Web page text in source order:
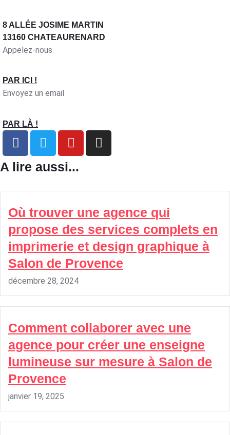
8 ALLÉE JOSIME MARTIN
13160 CHATEAURENARD
Appelez-nous
PAR ICI !
Envoyez un email
PAR LÀ !
A lire aussi...
Où trouver une agence qui
propose des services complets en
imprimerie et design graphique à
Salon de Provence
décembre 28, 2024
Comment collaborer avec une
agence pour créer une enseigne
lumineuse sur mesure à Salon de
Provence
janvier 19, 2025